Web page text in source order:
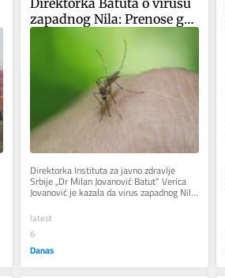
zapadnog Nila: Prenose ga
komarci Culex, od juna do
kraja septembra
Direktorka Instituta za javno zdravlje
Srbije „Dr Milan Jovanović Batut“ Verica
Jovanović je kazala da virus zapadnog Nila
u Srbiji dominantno...
latest
6
Danas